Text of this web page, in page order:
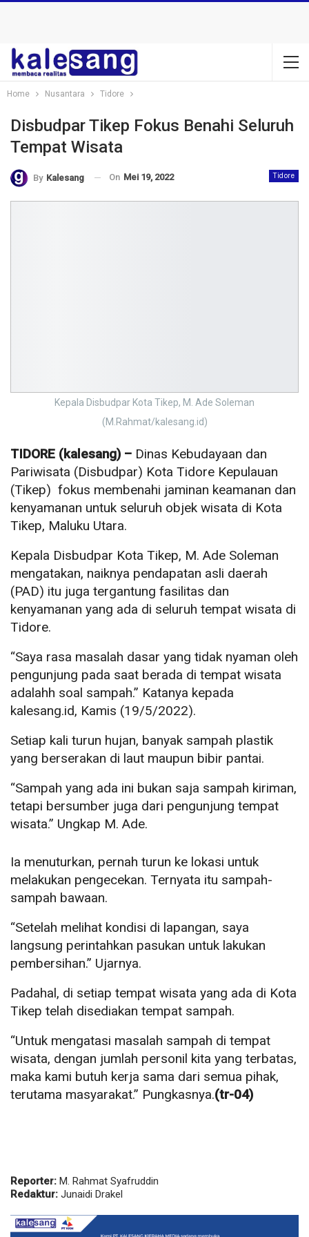
Home Nusantara Tidore
Disbudpar Tikep Fokus Benahi Seluruh
Tempat Wisata
Tidore
By Kalesang On Mei 19, 2022
Kepala Disbudpar Kota Tikep, M. Ade Soleman
(M.Rahmat/kalesang.id)
TIDORE (kalesang) – Dinas Kebudayaan dan
Pariwisata (Disbudpar) Kota Tidore Kepulauan
(Tikep) fokus membenahi jaminan keamanan dan
kenyamanan untuk seluruh objek wisata di Kota
Tikep, Maluku Utara.
Kepala Disbudpar Kota Tikep, M. Ade Soleman
mengatakan, naiknya pendapatan asli daerah
(PAD) itu juga tergantung fasilitas dan
kenyamanan yang ada di seluruh tempat wisata di
Tidore.
“Saya rasa masalah dasar yang tidak nyaman oleh
pengunjung pada saat berada di tempat wisata
adalahh soal sampah.” Katanya kepada
kalesang.id, Kamis (19/5/2022).
Setiap kali turun hujan, banyak sampah plastik
yang berserakan di laut maupun bibir pantai.
“Sampah yang ada ini bukan saja sampah kiriman,
tetapi bersumber juga dari pengunjung tempat
wisata.” Ungkap M. Ade.
Ia menuturkan, pernah turun ke lokasi untuk
melakukan pengecekan. Ternyata itu sampah-
sampah bawaan.
“Setelah melihat kondisi di lapangan, saya
langsung perintahkan pasukan untuk lakukan
pembersihan.” Ujarnya.
Padahal, di setiap tempat wisata yang ada di Kota
Tikep telah disediakan tempat sampah.
“Untuk mengatasi masalah sampah di tempat
wisata, dengan jumlah personil kita yang terbatas,
maka kami butuh kerja sama dari semua pihak,
terutama masyarakat.” Pungkasnya.(tr-04)
Reporter: M. Rahmat Syafruddin
Redaktur: Junaidi Drakel